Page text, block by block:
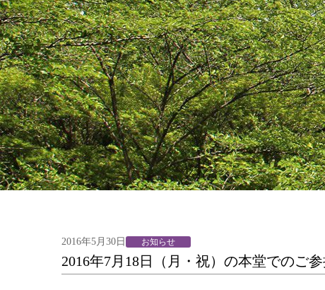
2016年5月30日 お知らせ
2016年7月18日（月・祝）の本堂でのご